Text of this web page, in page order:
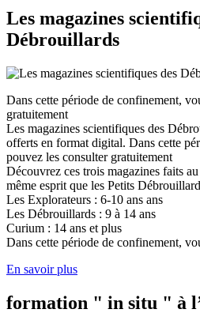
Les magazines
Débrouillards
Dans cette période de confinement,
gratuitement
Les magazines scientifiques des
offerts en format digital. Dans cette
pouvez les consulter gratuitement
Découvrez ces trois magazines faits
même esprit que les Petits
Les Explorateurs : 6-10 ans ans
Les Débrouillards : 9 à 14 ans
Curium : 14 ans et plus
Dans cette période de confinement,
En savoir plus
formation " in situ " à